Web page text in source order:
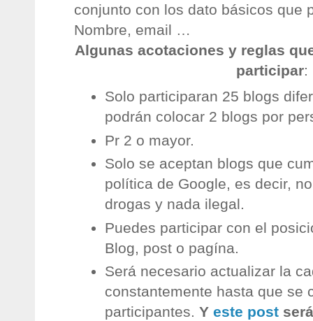
conjunto con los dato básicos que
Nombre, email …
Algunas acotaciones y reglas
participar:
Solo participaran 25 blogs
podrán colocar 2 blogs por
Pr 2 o mayor.
Solo se aceptan blogs que
política de Google, es decir,
drogas y nada ilegal.
Puedes participar con el
Blog, post o pagína.
Será necesario actualizar la
constantemente hasta que se
participantes. Y este post